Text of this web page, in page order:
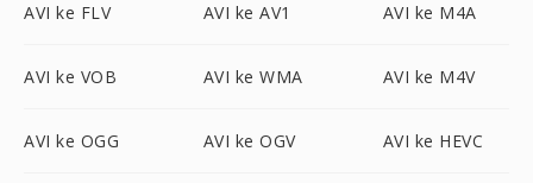
AVI ke FLV AVI ke AV1 AVI ke M4A
AVI ke VOB AVI ke WMA AVI ke M4V
AVI ke OGG AVI ke OGV AVI ke HEVC